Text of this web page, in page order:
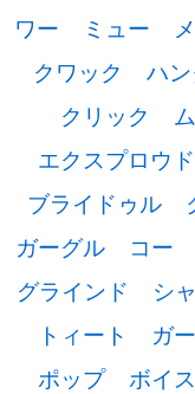
ワー
ミュー
クワック
ハン
クリック
エクスプロウド
ブライドゥル
ガーグル
コー
グラインド
シ
トィート
ガ
ポップ
ボイ